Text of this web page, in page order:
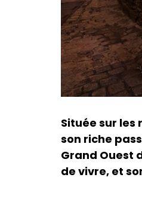
Située sur les
son riche
Grand Ouest
de vivre, et